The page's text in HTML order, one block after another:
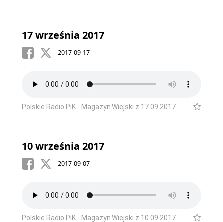
17 września 2017
2017-09-17
Polskie Radio PiK - Magazyn Wiejski z 17.09.2017
10 września 2017
2017-09-07
Polskie Radio PiK - Magazyn Wiejski z 10.09.2017